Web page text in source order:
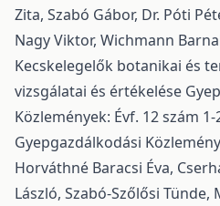
Zita, Szabó Gábor, Dr. Póti
Nagy Viktor, Wichmann
Kecskelegelők botanikai és
vizsgálatai és értékelése
Közlemények: Évf. 12 szám 1-
Gyepgazdálkodási
Horváthné Baracsi Éva,
László, Szabó-Szőlősi Tünde,